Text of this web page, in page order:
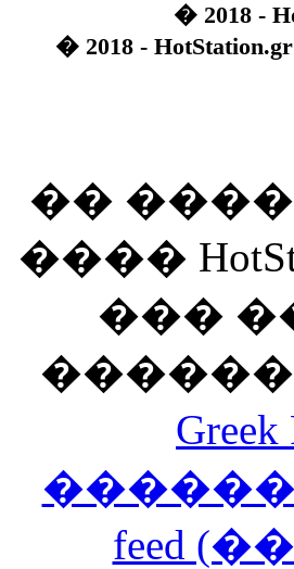
� 2018 -
� 2018 -
��
����
��� ��
feed